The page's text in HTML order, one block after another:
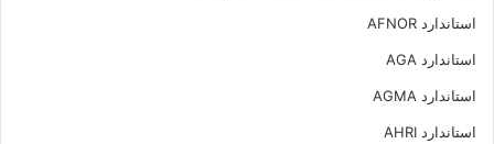
استاندارد AFNOR
استاندارد AGA
استاندارد AGMA
استاندارد AHRI